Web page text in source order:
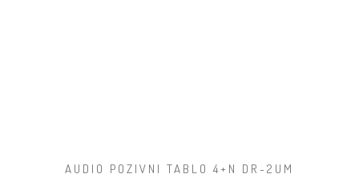
AUDIO POZIVNI TABLO 4+N DR-2UM